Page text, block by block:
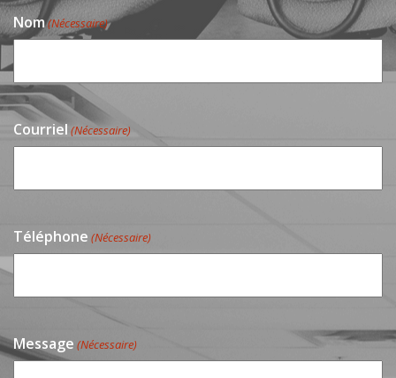
Nom(Nécessaire)
Courriel(Nécessaire)
Téléphone (Nécessaire)
Message (Nécessaire)